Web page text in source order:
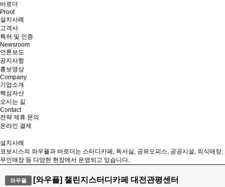
바로더
Proof
설치사례
고객사
특허 및 인증
Newsroom
언론보도
공지사항
홍보영상
Company
기업소개
핵심자산
오시는 길
Contact
전략 제휴 문의
온라인 결제
설치사례
코보시스의 와우플과 바로더는 스터디카페, 독서실, 공유오피스, 공공시설, 외식매장,
무인매장 등 다양한 현장에서 운영되고 있습니다.
와우플 [와우플] 챌린지스터디카페 대전관평센터